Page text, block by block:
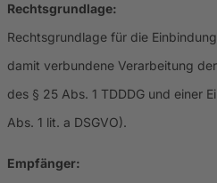
Rechtsgrundlage:
Rechtsgrundlage für die
damit verbundene Verarbeitung
des § 25 Abs. 1 TDDDG und einer
Abs. 1 lit. a DSGVO).
Empfänger: